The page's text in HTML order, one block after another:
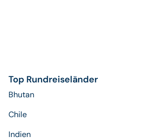
Top Rundreiseländer
Bhutan
Chile
Indien